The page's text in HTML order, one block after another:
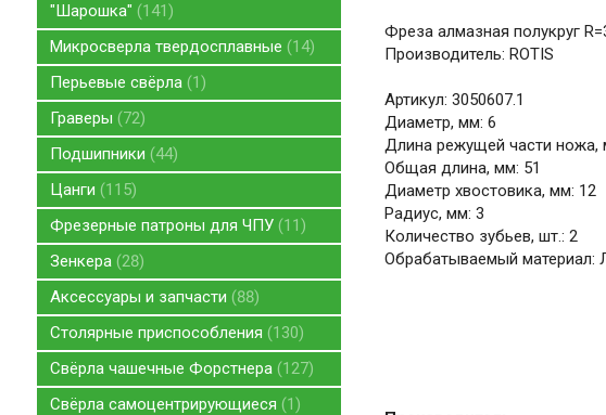
"Шарошка"
141
Микросверла твердосплавные
14
Перьевые свёрла 1
Граверы
72
Подшипники
44
Цанги
115
Фрезерные патроны для ЧПУ 11
Зенкера 28
Аксессуары и запчасти
88
Столярные приспособления
130
Свёрла чашечные Форстнера 127
Свёрла самоцентрирующиеся
1
Фреза алмазная полукруг
Производитель: ROTIS
Артикул: 3050607.1
Диаметр, мм: 6
Длина режущей части ножа,
Общая длина, мм: 51
Диаметр хвостовика, мм: 12
Радиус, мм: 3
Количество зубьев, шт.: 2
Обрабатываемый